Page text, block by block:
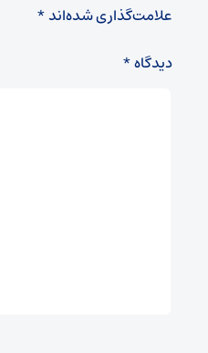
علامت‌گذاری شده‌اند*
دیدگاه*